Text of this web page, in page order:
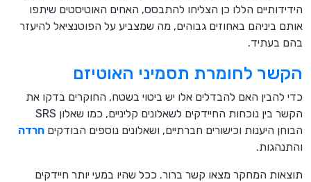
הידידותיים הללו כן הצליחו להתבסס, האחים האוטיסטים שיתפו
אותם ביניהם באחוזים גבוהים, מה שמצביע על הפוטנציאל להיעזר
בהם בעתיד.
הקשר לחומרת תסמיני האוטיזם
כדי להבין האם להבדלים אלו יש ביטוי בשטח, החוקרים בדקו את
הקשר בין נוכחות החיידקים לשאלונים קליניים, כמו שאלון SRS
הבוחן היענות וכישורים חברתיים, ושאלונים נוספים הבודקים חרדה
והתנהגות.
תוצאות המחקר מצאו קשר ברור. ככל שהיו במעי יותר חיידקים